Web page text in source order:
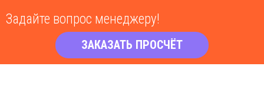
Задайте вопрос менеджеру!
ЗАКАЗАТЬ ПРОСЧЁТ